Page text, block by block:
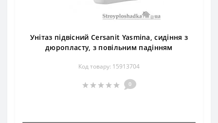
Унітаз підвісний Cersanit Yasmina, сидіння з
дюропласту, з повільним падінням
Код товару: 15913704
0